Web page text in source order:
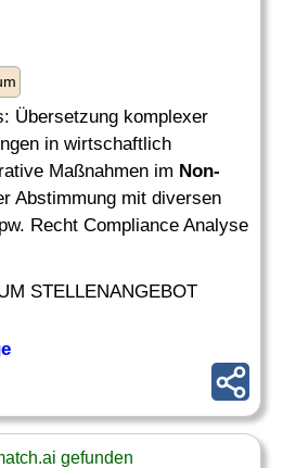
Übersetzung komplexer
in wirtschaftlich
Maßnahmen im Non-
Abstimmung mit diversen
Recht Compliance Analyse
STELLENANGEBOT
gefunden